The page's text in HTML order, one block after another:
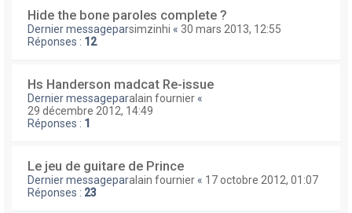
Hide the bone paroles complete ?
Dernier messageparsimzinhi « 30 mars 2013, 12:55
Réponses : 12
Hs Handerson madcat Re-issue
Dernier messageparalain fournier «
29 décembre 2012, 14:49
Réponses : 1
Le jeu de guitare de Prince
Dernier messageparalain fournier « 17 octobre 2012, 01:07
Réponses : 23